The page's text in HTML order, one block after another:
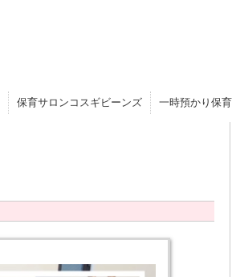
保育サロンコスギビーンズ 一時預かり保育